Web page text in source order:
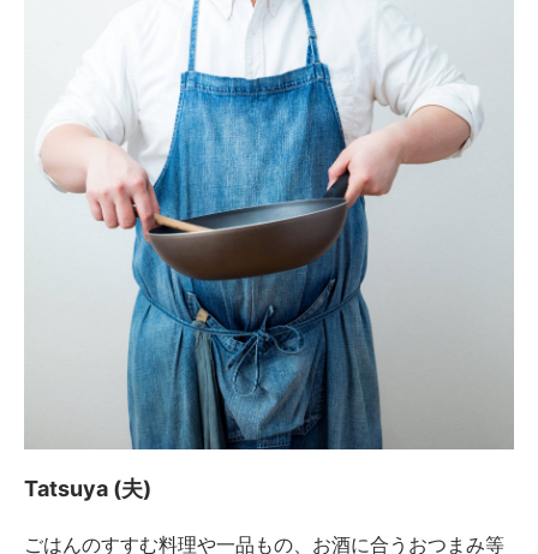
Tatsuya (夫)
ごはんのすすむ料理や一品もの、お酒に合うおつまみ等